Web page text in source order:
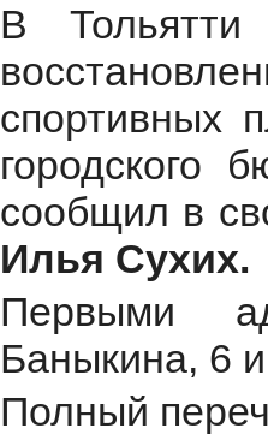
В Тольятти
спортивных
городского
сообщил в
Илья Сухих.
Первыми
Баныкина, 6
Полный